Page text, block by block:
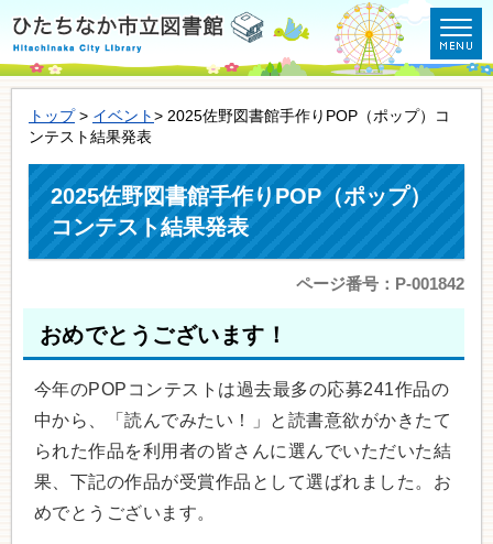
トップ> イベント > 2025佐野図書館手作りPOP（ポップ）コ
ンテスト結果発表
2025佐野図書館手作りPOP（ポップ）
コンテスト結果発表
ページ番号：P-001842
おめでとうございます！
今年のPOPコンテストは過去最多の応募241作品の
中から、「読んでみたい！」と読書意欲がかきたて
られた作品を利用者の皆さんに選んでいただいた結
果、下記の作品が受賞作品として選ばれました。お
めでとうございます。